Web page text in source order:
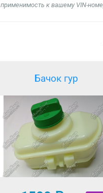
применимость к вашему VIN-
Бачок гур